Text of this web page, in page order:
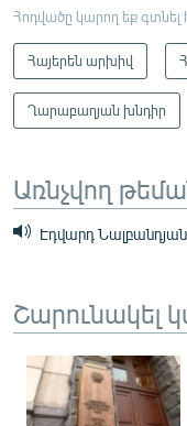
Հոդվածը կարող եք գտնել
Հայերեն արխիվ
Ղարաբաղյան խնդիր
Առնչվող
Էդվարդ
Շարունակել